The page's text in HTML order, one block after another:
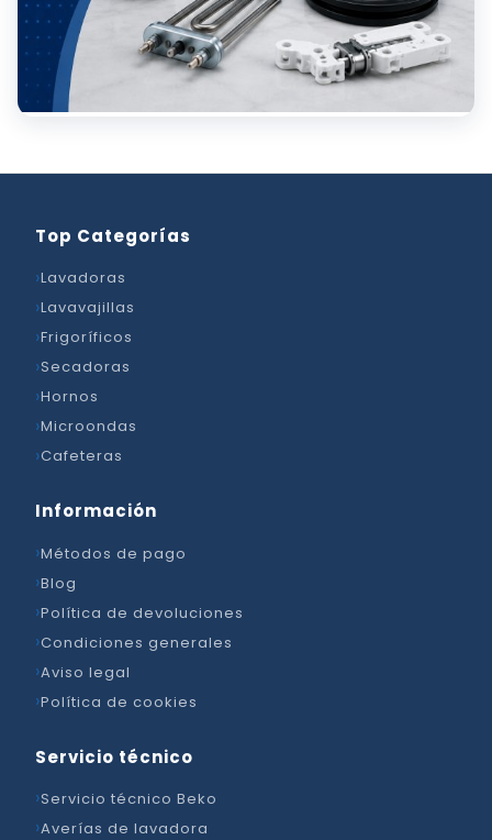
Top Categorías
Lavadoras
Lavavajillas
Frigoríficos
Secadoras
Hornos
Microondas
Cafeteras
Información
Métodos de pago
Blog
Política de devoluciones
Condiciones generales
Aviso legal
Política de cookies
Servicio técnico
Servicio técnico Beko
Averías de lavadora